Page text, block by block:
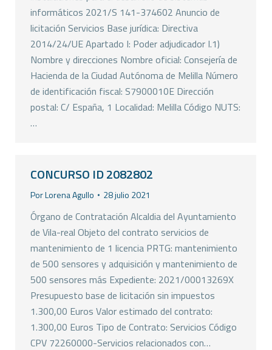
informáticos 2021/S 141-374602 Anuncio de
licitación Servicios Base jurídica: Directiva
2014/24/UE Apartado I: Poder adjudicador I.1)
Nombre y direcciones Nombre oficial: Consejería de
Hacienda de la Ciudad Autónoma de Melilla Número
de identificación fiscal: S7900010E Dirección
postal: C/ España, 1 Localidad: Melilla Código NUTS:
…
CONCURSO ID 2082802
PorLorena Agullo 28 julio 2021
Órgano de Contratación Alcaldia del Ayuntamiento
de Vila-real Objeto del contrato servicios de
mantenimiento de 1 licencia PRTG: mantenimiento
de 500 sensores y adquisición y mantenimiento de
500 sensores más Expediente: 2021/00013269X
Presupuesto base de licitación sin impuestos
1.300,00 Euros Valor estimado del contrato:
1.300,00 Euros Tipo de Contrato: Servicios Código
CPV 72260000-Servicios relacionados con…